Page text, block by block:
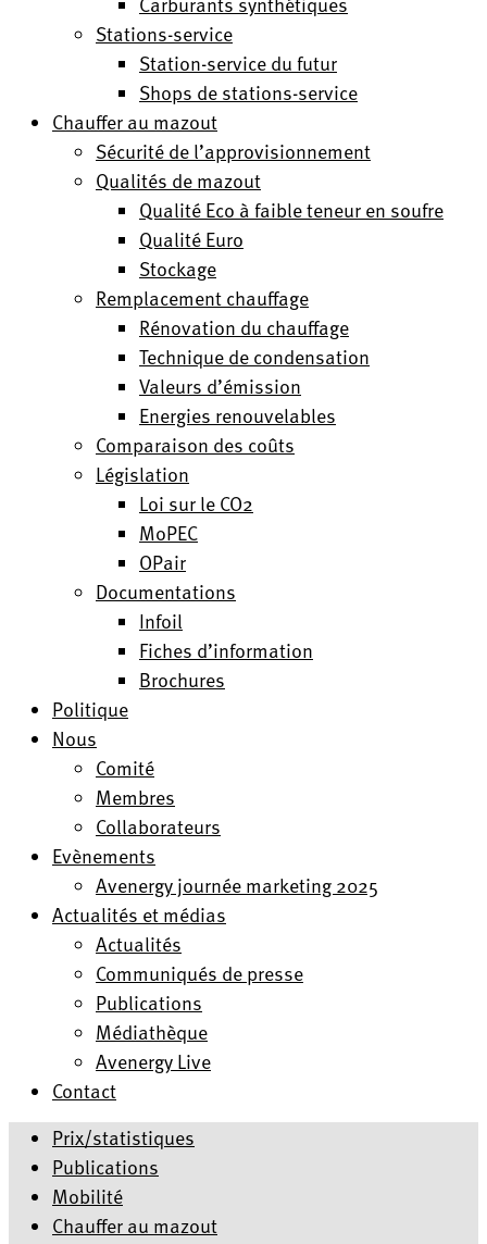
Stations-service
Station-service du futur
Shops de stations-service
Chauffer au mazout
Sécurité de l’approvisionnement
Qualités de mazout
Qualité Eco à faible teneur en soufre
Qualité Euro
Stockage
Remplacement chauffage
Rénovation du chauffage
Technique de condensation
Valeurs d’émission
Energies renouvelables
Comparaison des coûts
Législation
Loi sur le CO2
MoPEC
OPair
Documentations
Infoil
Fiches d’information
Brochures
Politique
Nous
Comité
Membres
Collaborateurs
Evènements
Avenergy journée marketing 2025
Actualités et médias
Actualités
Communiqués de presse
Publications
Médiathèque
Avenergy Live
Contact
Prix/statistiques
Publications
Mobilité
Chauffer au mazout